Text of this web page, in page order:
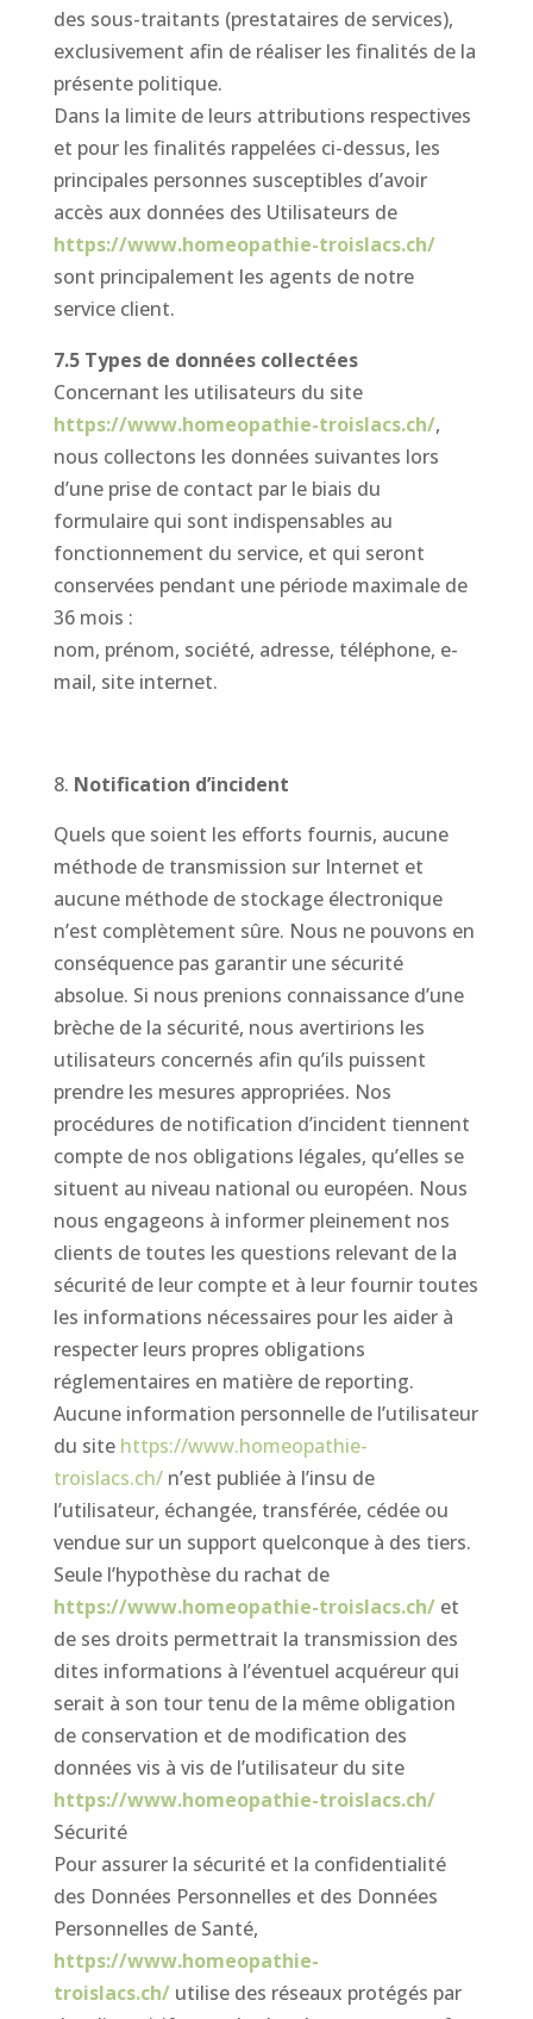
des sous-traitants (prestataires de services),
exclusivement afin de réaliser les finalités de la
présente politique.
Dans la limite de leurs attributions respectives
et pour les finalités rappelées ci-dessus, les
principales personnes susceptibles d’avoir
accès aux données des Utilisateurs de
https://www.homeopathie-troislacs.ch/
sont principalement les agents de notre
service client.
7.5 Types de données collectées
Concernant les utilisateurs du site
https://www.homeopathie-troislacs.ch/,
nous collectons les données suivantes lors
d’une prise de contact par le biais du
formulaire qui sont indispensables au
fonctionnement du service, et qui seront
conservées pendant une période maximale de
36 mois :
nom, prénom, société, adresse, téléphone, e-
mail, site internet.
Notification d’incident
Quels que soient les efforts fournis, aucune
méthode de transmission sur Internet et
aucune méthode de stockage électronique
n’est complètement sûre. Nous ne pouvons en
conséquence pas garantir une sécurité
absolue. Si nous prenions connaissance d’une
brèche de la sécurité, nous avertirions les
utilisateurs concernés afin qu’ils puissent
prendre les mesures appropriées. Nos
procédures de notification d’incident tiennent
compte de nos obligations légales, qu’elles se
situent au niveau national ou européen. Nous
nous engageons à informer pleinement nos
clients de toutes les questions relevant de la
sécurité de leur compte et à leur fournir toutes
les informations nécessaires pour les aider à
respecter leurs propres obligations
réglementaires en matière de reporting.
Aucune information personnelle de l’utilisateur
du site https://www.homeopathie-
troislacs.ch/n’est publiée à l’insu de
l’utilisateur, échangée, transférée, cédée ou
vendue sur un support quelconque à des tiers.
Seule l’hypothèse du rachat de
https://www.homeopathie-troislacs.ch/et
de ses droits permettrait la transmission des
dites informations à l’éventuel acquéreur qui
serait à son tour tenu de la même obligation
de conservation et de modification des
données vis à vis de l’utilisateur du site
https://www.homeopathie-troislacs.ch/
Sécurité
Pour assurer la sécurité et la confidentialité
des Données Personnelles et des Données
Personnelles de Santé,
https://www.homeopathie-
troislacs.ch/utilise des réseaux protégés par